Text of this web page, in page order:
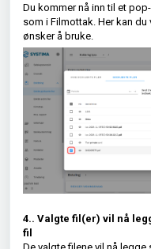
Du kommer nå inn til et
som i Filmottak. Her kan du
ønsker å bruke.
4.. Valgte fil(er) vil nå
fil